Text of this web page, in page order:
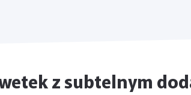
z subtelnym